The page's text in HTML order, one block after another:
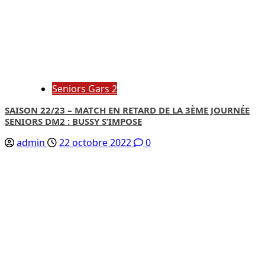
Seniors Gars 2
SAISON 22/23 – MATCH EN RETARD DE LA 3ÈME JOURNÉE
SENIORS DM2 : BUSSY S’IMPOSE
admin 22 octobre 2022 0